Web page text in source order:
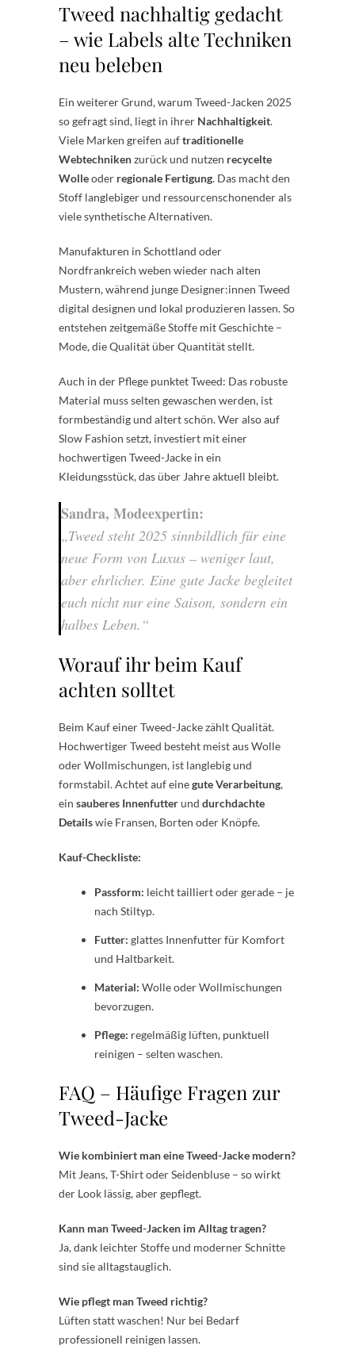
Tweed nachhaltig gedacht
– wie Labels alte Techniken
neu beleben
Ein weiterer Grund, warum Tweed-Jacken 2025
so gefragt sind, liegt in ihrer Nachhaltigkeit.
Viele Marken greifen auftraditionelle
Webtechnikenzurück und nutzen recycelte
Wolleoder regionale Fertigung. Das macht den
Stoff langlebiger und ressourcenschonender als
viele synthetische Alternativen.
Manufakturen in Schottland oder
Nordfrankreich weben wieder nach alten
Mustern, während junge Designer:innen Tweed
digital designen und lokal produzieren lassen. So
entstehen zeitgemäße Stoffe mit Geschichte –
Mode, die Qualität über Quantität stellt.
Auch in der Pflege punktet Tweed: Das robuste
Material muss selten gewaschen werden, ist
formbeständig und altert schön. Wer also auf
Slow Fashion setzt, investiert mit einer
hochwertigen Tweed-Jacke in ein
Kleidungsstück, das über Jahre aktuell bleibt.
Sandra, Modeexpertin:
„Tweed steht 2025 sinnbildlich für eine
neue Form von Luxus – weniger laut,
aber ehrlicher. Eine gute Jacke begleitet
euch nicht nur eine Saison, sondern ein
halbes Leben.“
Worauf ihr beim Kauf
achten solltet
Beim Kauf einer Tweed-Jacke zählt Qualität.
Hochwertiger Tweed besteht meist aus Wolle
oder Wollmischungen, ist langlebig und
formstabil. Achtet auf einegute Verarbeitung,
ein sauberes Innenfutterund durchdachte
Detailswie Fransen, Borten oder Knöpfe.
Kauf-Checkliste:
Passform: leicht tailliert oder gerade – je
nach Stiltyp.
Futter: glattes Innenfutter für Komfort
und Haltbarkeit.
Material: Wolle oder Wollmischungen
bevorzugen.
Pflege: regelmäßig lüften, punktuell
reinigen – selten waschen.
FAQ – Häufige Fragen zur
Tweed-Jacke
Wie kombiniert man eine Tweed-Jacke modern?
Mit Jeans, T-Shirt oder Seidenbluse – so wirkt
der Look lässig, aber gepflegt.
Kann man Tweed-Jacken im Alltag tragen?
Ja, dank leichter Stoffe und moderner Schnitte
sind sie alltagstauglich.
Wie pflegt man Tweed richtig?
Lüften statt waschen! Nur bei Bedarf
professionell reinigen lassen.